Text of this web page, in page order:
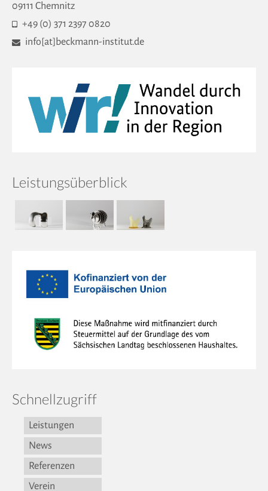
09111 Chemnitz
+49 (0) 371 2397 0820
info[at]beckmann-institut.de
Leistungsüberblick
Schnellzugriff
Leistungen
News
Referenzen
Verein